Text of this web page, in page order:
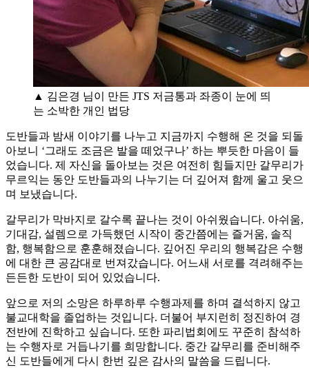
▲ 김은경 님이 만든 JTS 저금통과 좌종이 눈에 띄
는 소박한 개인 법당
도반들과 밤새 이야기를 나누고 지금까지 수행해 온 것을 되돌
아보니 ‘그래도 조금은 발을 떼었구나’ 하는 뿌듯한 마음이 들
었습니다. 제 자신을 돌아보는 것은 여전히 힘들지만 갈무리가
무르익는 동안 도반들과의 나누기는 더 깊어져 함께 울고 웃으
며 보냈습니다.
갈무리가 막바지로 갈수록 끝나는 것이 아쉬웠습니다. 아쉬움,
기대감, 설렘으로 가득했던 시작이 중간쯤에는 즐거움, 솔직
함, 행복함으로 훈훈해졌습니다. 깊어진 우리의 행복감은 수행
에 대한 큰 공감대로 번져갔습니다. 어느새 서로를 격려해주는
든든한 도반이 되어 있었습니다.
앞으로 저의 소망은 하루하루 수행과제를 하며 결석하지 않고
불교대학을 졸업하는 것입니다. 더불어 부지런히 정진하여 경
전반에 진학하고 싶습니다. 또한 파리법회에도 꾸준히 참석하
는 수행자로 거듭나기를 희망합니다. 중간 갈무리를 준비해주
신 도반들에게 다시 한번 깊은 감사의 말씀을 드립니다.